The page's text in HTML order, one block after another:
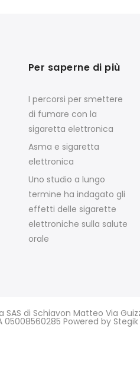
Per saperne di più
I percorsi per smettere
di fumare con la
sigaretta elettronica
Asma e sigaretta
elettronica
Uno studio a lungo
termine ha indagato gli
effetti delle sigarette
elettroniche sulla salute
orale
di Schiavon Matteo Via
05008560285 Powered by Stegik